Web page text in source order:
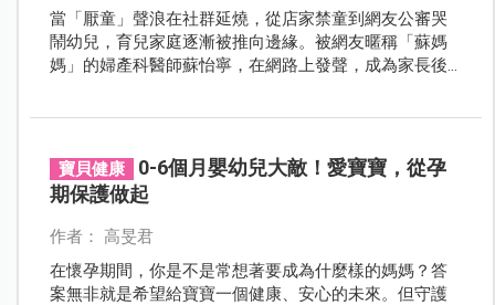
當「厭童」聲浪在社群延燒，從店家禁童到網友公審哭
鬧幼兒，育兒家庭逐漸被推向邊緣。被網友暱稱「蘇媽
媽」的婦產科醫師蘇怡寧，在網路上發聲，成為家長後
寶貝健康
0-6個月嬰幼兒大敵！愛寶寶，從孕
期保護做起
作者： 高旻君
在懷孕期間，你是不是常想著要成為什麼樣的媽媽？答
案無非就是希望給寶寶一個健康、安心的未來。但守護